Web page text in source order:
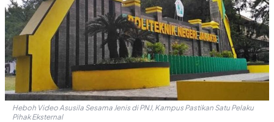
Heboh Video Asusila Sesama Jenis di PNJ, Kampus Pastikan Satu Pelaku
Pihak Eksternal